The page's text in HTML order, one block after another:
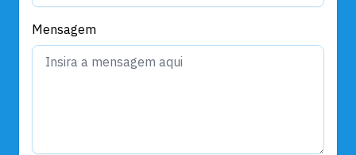
Mensagem